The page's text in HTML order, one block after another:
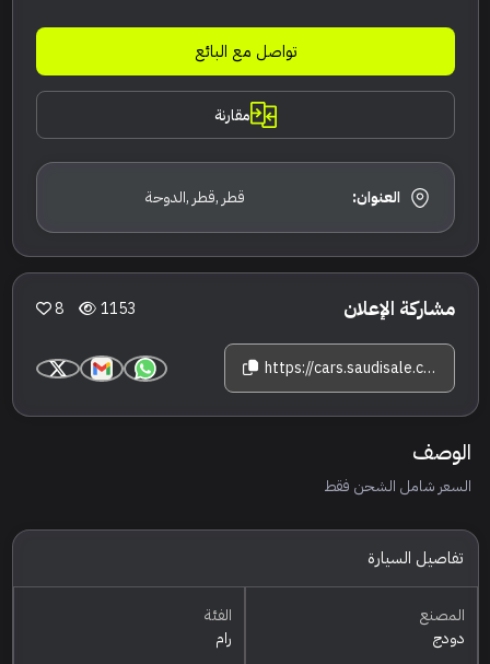
تواصل مع البائع
مقارنة
العنوان: قطر ,قطر ,الدوحة
مشاركة الإعلان 1153
8
https://cars.saudisale.com/listings/Ppf41c/2022-%D8%AF%D9%88%D8%AF%D8%AC-%D8%B1%D8%A7%D9%85-%D8%AA%D9%8A-%D8%A7%D8%B1-%D8%A7%D9%83%D8%B3
الوصف
السعر شامل الشحن فقط
تفاصيل السيارة
المصنع
دودج
الفئة
رام